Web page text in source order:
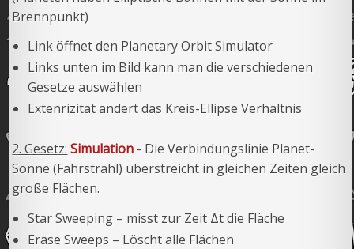
Brennpunkt)
Link öffnet den Planetary Orbit Simulator
Links unten im Bild kann man die verschiedenen
Gesetze auswählen
Extenrizität ändert das Kreis-Ellipse Verhältnis
2. Gesetz: Simulation - Die Verbindungslinie Planet-
Sonne (Fahrstrahl) überstreicht in gleichen Zeiten gleich
große Flächen.
Star Sweeping – misst zur Zeit Δt die Fläche
Erase Sweeps – Löscht alle Flächen